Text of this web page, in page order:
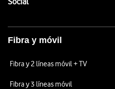
Fibra y móvil
Fibra y 2 líneas móvil + TV
Fibra y 3 líneas móvil